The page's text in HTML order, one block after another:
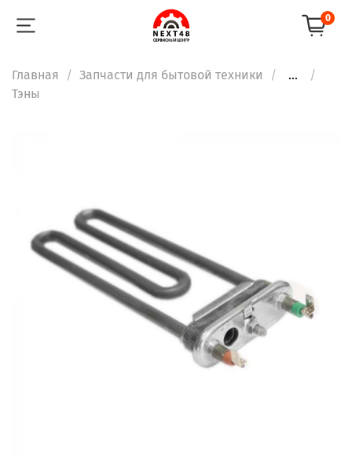
0
Главная Запчасти для бытовой техники
...
Тэны